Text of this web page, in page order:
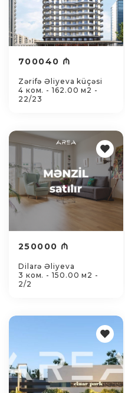
700040 ₼
Zərifə Əliyeva küçəsi
4 ком. - 162.00 м2 -
22/23
250000 ₼
Dilarə Əliyeva
3 ком. - 150.00 м2 -
2/2